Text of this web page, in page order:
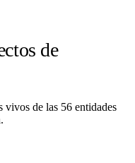
de
vivos de las 56 entidades